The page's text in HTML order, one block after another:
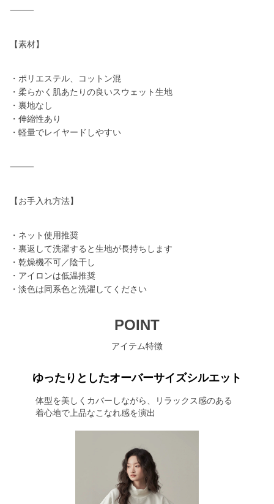
⸻
【素材】
・ポリエステル、コットン混
・柔らかく肌あたりの良いスウェット生地
・裏地なし
・伸縮性あり
・軽量でレイヤードしやすい
⸻
【お手入れ方法】
・ネット使用推奨
・裏返して洗濯すると生地が長持ちします
・乾燥機不可／陰干し
・アイロンは低温推奨
・淡色は同系色と洗濯してください
POINT
アイテム特徴
ゆったりとしたオーバーサイズシルエット
体型を美しくカバーしながら、リラックス感のある
着心地で上品なこなれ感を演出